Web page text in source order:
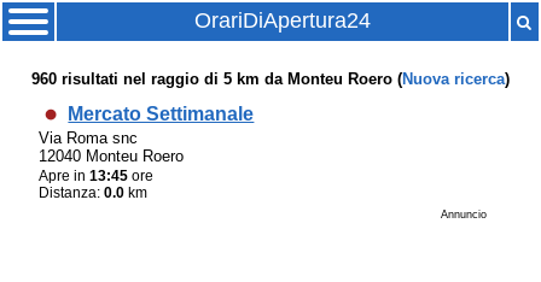
OrariDiApertura24
960 risultati nel raggio di 5 km da Monteu Roero (Nuova ricerca)
Mercato Settimanale
Via Roma snc
12040 Monteu Roero
Apre in13:45 ore
Distanza:0.0 km
Annuncio